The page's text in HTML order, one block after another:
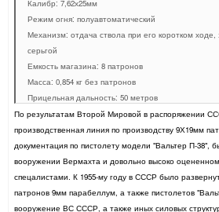
Калибр: 7,62х25мм
Режим огня: полуавтоматический
Механизм: отдача ствола при его коротком
серьгой
Емкость магазина: 8 патронов
Масса: 0,854 кг без патронов
Прицельная дальность: 50 метров
По результатам Второй Мировой в распоряжении
производственная линия по производству 9Х19мм
документация по пистолету модели "Вальтер П-38",
вооружении Вермахта и довольно высоко
спецалистами. К 1955-му году в СССР было
патронов 9мм парабеллум, а также пистолетов
вооружение ВС СССР, а также иных силовых